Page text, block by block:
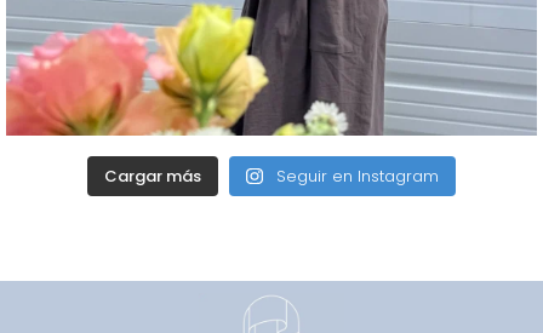
Cargar más Seguir en Instagram